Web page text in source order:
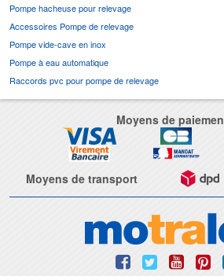
Pompe hacheuse pour relevage
Accessoires Pompe de relevage
Pompe vide-cave en inox
Pompe à eau automatique
Raccords pvc pour pompe de relevage
Moyens de
Moyens de transport